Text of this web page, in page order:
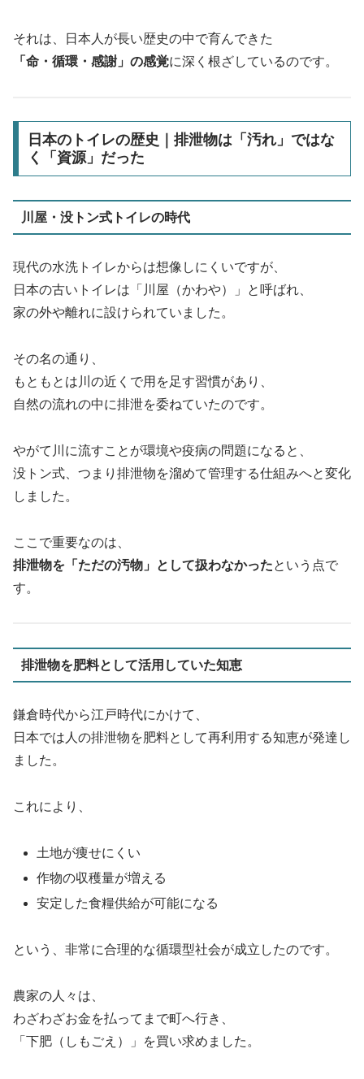
それは、日本人が長い歴史の中で育んできた
「命・循環・感謝」の感覚に深く根ざしているのです。
日本のトイレの歴史｜排泄物は「汚れ」ではな
く「資源」だった
川屋・没トン式トイレの時代
現代の水洗トイレからは想像しにくいですが、
日本の古いトイレは「川屋（かわや）」と呼ばれ、
家の外や離れに設けられていました。
その名の通り、
もともとは川の近くで用を足す習慣があり、
自然の流れの中に排泄を委ねていたのです。
やがて川に流すことが環境や疫病の問題になると、
没トン式、つまり排泄物を溜めて管理する仕組みへと変化
しました。
ここで重要なのは、
排泄物を「ただの汚物」として扱わなかったという点で
す。
排泄物を肥料として活用していた知恵
鎌倉時代から江戸時代にかけて、
日本では人の排泄物を肥料として再利用する知恵が発達し
ました。
これにより、
土地が痩せにくい
作物の収穫量が増える
安定した食糧供給が可能になる
という、非常に合理的な循環型社会が成立したのです。
農家の人々は、
わざわざお金を払ってまで町へ行き、
「下肥（しもごえ）」を買い求めました。